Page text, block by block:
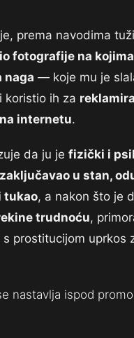
prema navodima
fotografije na
naga — koje mu je
ih za
internetu.
da ju je fizički i
u stan,
tukao, a nakon što je
trudnoću,
prostitucijom uprkos
nastavlja ispod